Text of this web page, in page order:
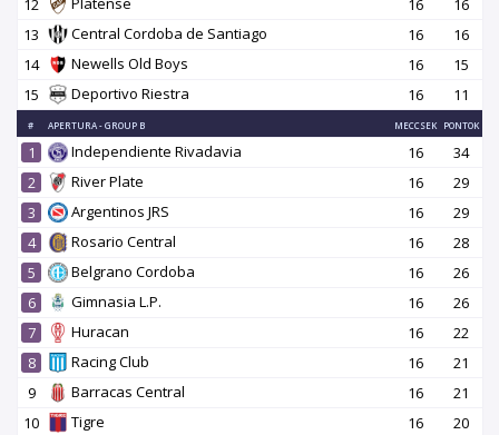
12
16
16
13
Central Cordoba de Santiago 16
16
14
Newells Old Boys 16
15
15
Deportivo Riestra 16 11
# APERTURA - GROUP B MECCSEK PONTOK
1 Independiente Rivadavia 16
34
2
River Plate 16
29
3
Argentinos JRS 16
29
4
Rosario Central 16
28
5
Belgrano Cordoba 16
26
6
Gimnasia L.P. 16
26
7
Huracan 16
22
8
Racing Club 16
21
9
Barracas Central 16
21
10
Tigre 16 20